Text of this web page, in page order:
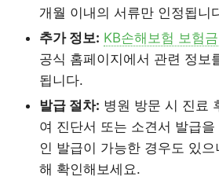
개월 이내의 서류만 인정됩니
추가 정보: KB손해보험 보험
공식 홈페이지에서 관련 정보
됩니다.
발급 절차: 병원 방문 시 진료
여 진단서 또는 소견서 발급
인 발급이 가능한 경우도 있
해 확인해보세요.